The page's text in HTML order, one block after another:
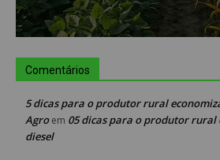
Comentários
5 dicas para o produtor rural
Agroem 05 dicas para o produtor rural
diesel